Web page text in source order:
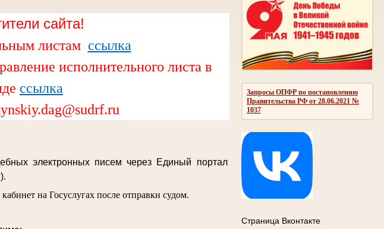
Запросы ОПФР по постановлению
Правительства РФ от 28.06.2021 №
1037
Страница Вконтакте
сайта!
листам ссылка
исполнительного листа в
ссылка
электронных писем через Единый портал
на Госуслугах после отправки судом.